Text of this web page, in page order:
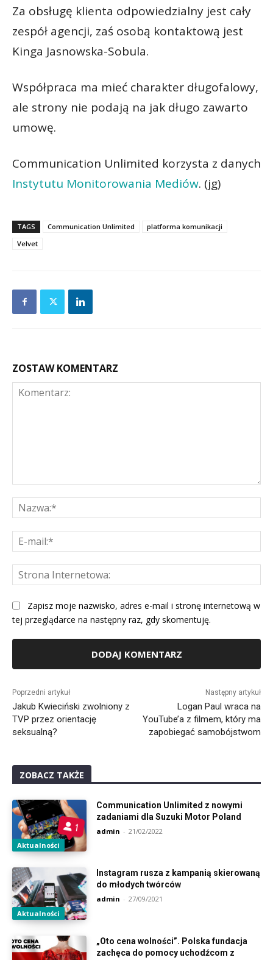
Za obsługę klienta odpowiedzialny jest cały
zespół agencji, zaś osobą kontaktową jest
Kinga Jasnowska-Sobula.
Współpraca ma mieć charakter długofalowy,
ale strony nie podają na jak długo zawarto
umowę.
Communication Unlimited korzysta z danych
Instytutu Monitorowania Mediów. (jg)
TAGS Communication Unlimited
platforma komunikacji
Velvet
ZOSTAW KOMENTARZ
Zapisz moje nazwisko, adres e-mail i stronę internetową w
tej przeglądarce na następny raz, gdy skomentuję.
Poprzedni artykuł
Jakub Kwieciński zwolniony z
TVP przez orientację
seksualną?
Następny artykuł
Logan Paul wraca na
YouTube’a z filmem, który ma
zapobiegać samobójstwom
ZOBACZ TAKŻE
Aktualności
Communication Unlimited z nowymi
zadaniami dla Suzuki Motor Poland
admin - 21/02/2022
Aktualności
Instagram rusza z kampanią skierowaną
do młodych twórców
admin - 27/09/2021
„Oto cena wolności”. Polska fundacja
zachęca do pomocy uchodźcom z